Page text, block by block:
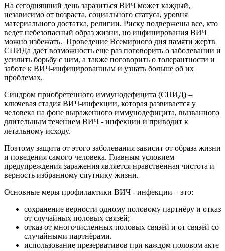
На сегодняшний день заразиться ВИЧ может каждый,
независимо от возраста, социального статуса, уровня
материального достатка, религии. Риску подвержены все, кто
ведет небезопасный образ жизни, но инфицирования ВИЧ
можно избежать. Проведение Всемирного дня памяти жертв
СПИДа дает возможность еще раз поговорить о заболевании и
усилить борьбу с ним, а также поговорить о толерантности и
заботе к ВИЧ-инфицированным и узнать больше об их
проблемах.
Синдром приобретенного иммунодефицита (СПИД) –
ключевая стадия ВИЧ-инфекции, которая развивается у
человека на фоне выраженного иммунодефицита, вызванного
длительным течением ВИЧ - инфекции и приводит к
летальному исходу.
Поэтому защита от этого заболевания зависит от образа жизни
и поведения самого человека. Главным условием
предупреждения заражения является нравственная чистота и
верность избранному спутнику жизни.
Основные меры профилактики ВИЧ - инфекции – это:
сохранение верности одному половому партнёру и отказ
от случайных половых связей;
отказ от многочисленных половых связей и от связей со
случайными партнёрами.
использование презервативов при каждом половом акте